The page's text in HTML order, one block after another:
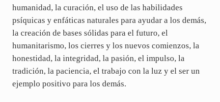
humanidad, la curación, el uso de las habilidades
psíquicas y enfáticas naturales para ayudar a los demás,
la creación de bases sólidas para el futuro, el
humanitarismo, los cierres y los nuevos comienzos, la
honestidad, la integridad, la pasión, el impulso, la
tradición, la paciencia, el trabajo con la luz y el ser un
ejemplo positivo para los demás.